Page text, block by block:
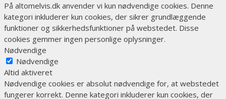
På altomelvis.dk anvender vi kun nødvendige cookies. Denne
kategori inkluderer kun cookies, der sikrer grundlæggende
funktioner og sikkerhedsfunktioner på webstedet. Disse
cookies gemmer ingen personlige oplysninger.
Nødvendige
Nødvendige
Altid aktiveret
Nødvendige cookies er absolut nødvendige for, at webstedet
fungerer korrekt. Denne kategori inkluderer kun cookies, der